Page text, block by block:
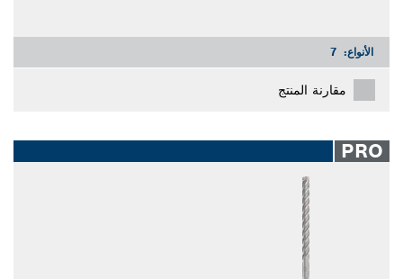
الأنواع: 7
مقارنة المنتج
PRO